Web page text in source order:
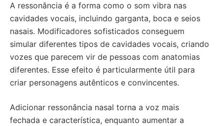
A ressonância é a forma como o som vibra nas
cavidades vocais, incluindo garganta, boca e seios
nasais. Modificadores sofisticados conseguem
simular diferentes tipos de cavidades vocais, criando
vozes que parecem vir de pessoas com anatomias
diferentes. Esse efeito é particularmente útil para
criar personagens autênticos e convincentes.
Adicionar ressonância nasal torna a voz mais
fechada e característica, enquanto aumentar a